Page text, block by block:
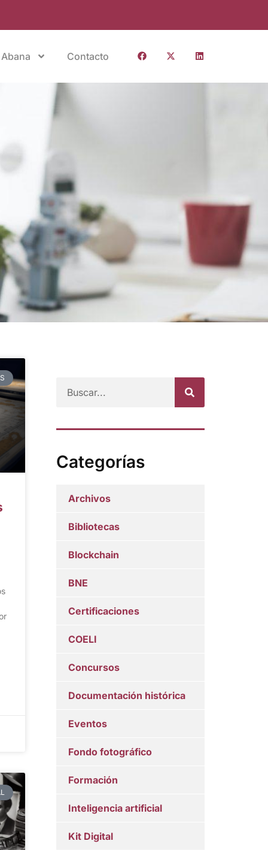
Contacto
Categorías
Archivos
Bibliotecas
Blockchain
BNE
Certificaciones
COELI
Concursos
Documentación histórica
Eventos
Fondo fotográfico
Formación
Inteligencia artificial
Kit Digital